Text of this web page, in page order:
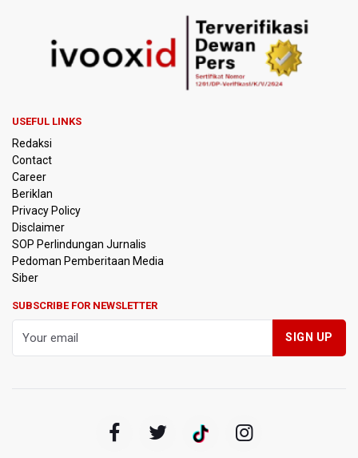
Pakar: Pengungkapan TPPU Eks Jampidsus Febrie
Adriansyah Harus Buktikan Pidana Asal
Tim 9 Kejagung Periksa Febrie Adransayah sebagai
Tersangka dan Saksi Terkait Kasus TPPU
Nasional
Kemarau Panjang, BNPB Minta Kalbar Tinjau Perda Bakar
Lahan
Kemensos Targetkan 150 Ribu Siswa Masuk Program
Sekolah Rakyat Tahun 2027
Daerah Aman dari Kebakaran Bapenda
Pertumbuhan Ekonomi 5,3 Persen Belum Cukup
Dongkrak Optimisme Pasar, Ekonom Sebut Investor
Amnesty International Kecam Penangkapan Dua
Warganet atas Konten Pidato Presiden, Nilai
USEFUL LINKS
Redaksi
Contact
Career
Beriklan
Privacy Policy
Disclaimer
SOP Perlindungan Jurnalis
Pedoman Pemberitaan Media
Siber
SUBSCRIBE FOR NEWSLETTER